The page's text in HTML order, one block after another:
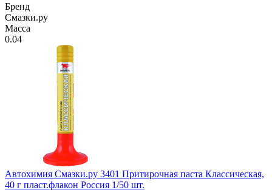
Бренд
Смазки.ру
Масса
0.04
Автохимия Смазки.ру 3401 Притирочная паста Классическая,
40 г пласт.флакон Россия 1/50 шт.